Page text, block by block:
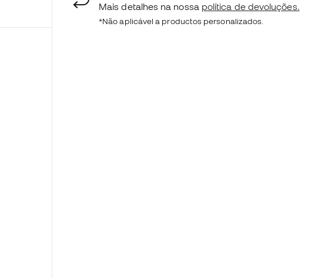
Mais detalhes na nossa política de devoluções.
*Não aplicável a productos personalizados.